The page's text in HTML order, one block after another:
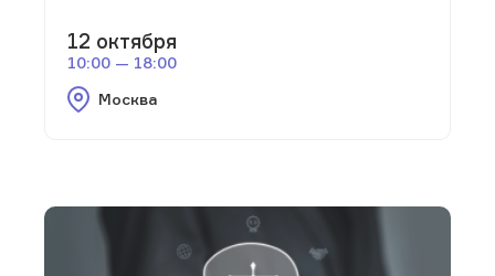
12 октября
10:00 — 18:00
Москва